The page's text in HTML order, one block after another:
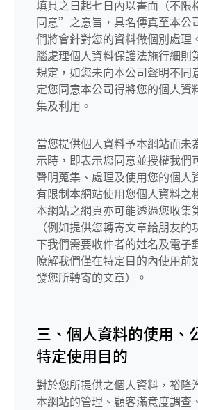
填具之日起七日內以書面（不
同意”之意旨，具名傳真至本公
們將會針對您的資料做個別處理
腦處理個人資料保護法施行細則
規定，如您未向本公司聲明不同
定您同意本公司得將您的個人資
集及利用。
當您提供個人資料予本網站而未
示時，即表示您同意並授權我們
聲明蒐集、處理及使用您的個人
有限制本網站使用您個人資料之
本網站之網頁亦可能透過您收集
（例如提供您轉寄文章給朋友
下我們需要收件者的姓名及電子
瞭解我們僅在特定目的內使用前
發您所轉寄的文章）。
三、個人資料的使用、
特定使用目的
對於您所提供之個人資料，裕隆
本網站的管理、顧客滿意度調查